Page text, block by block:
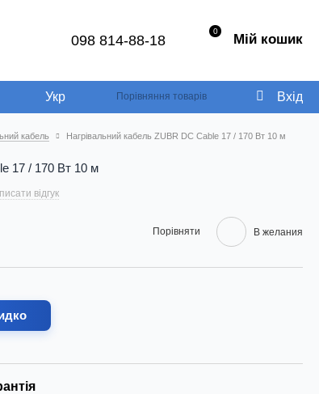
098 814-88-18
0 Мій кошик
Укр Порівняння товарів Вхід
кабель Нагрівальний кабель ZUBR DC Cable 17 / 170 Вт 10 м
17 / 170 Вт 10 м
відгук
Порівняти В желания